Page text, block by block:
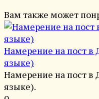
Вам также может
Намерение на пост в
языке)
Намерение на пост в
языке).